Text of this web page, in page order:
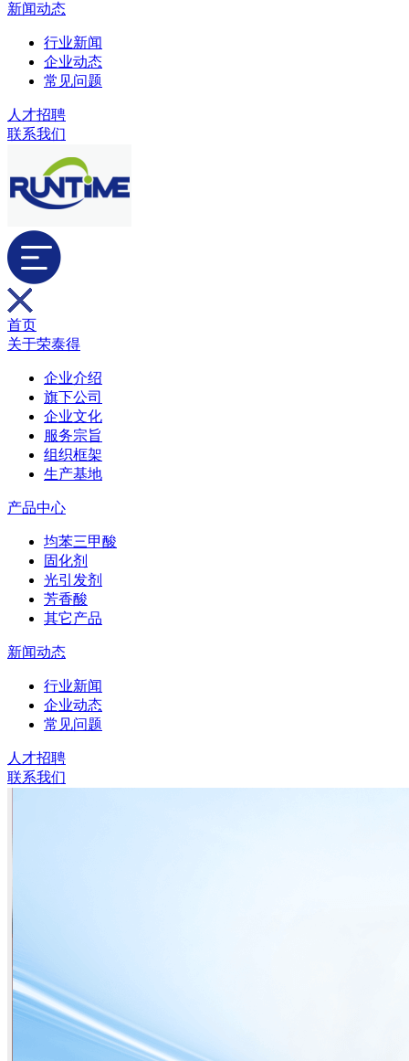
新闻动态
行业新闻
企业动态
常见问题
人才招聘
联系我们
首页
关于荣泰得
企业介绍
旗下公司
企业文化
服务宗旨
组织框架
生产基地
产品中心
均苯三甲酸
固化剂
光引发剂
芳香酸
其它产品
新闻动态
行业新闻
企业动态
常见问题
人才招聘
联系我们